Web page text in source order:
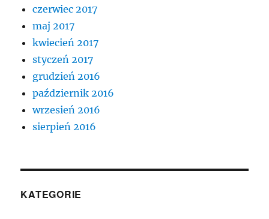
czerwiec 2017
maj 2017
kwiecień 2017
styczeń 2017
grudzień 2016
październik 2016
wrzesień 2016
sierpień 2016
KATEGORIE